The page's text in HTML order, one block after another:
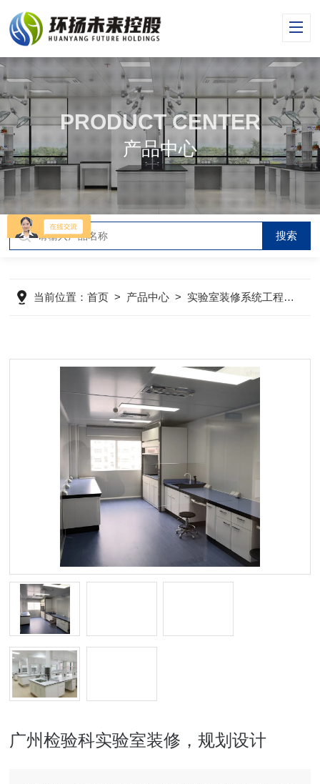
PRODUCT CENTER
产品中心
当前位置：首页 > 产品中心 > 实验室装修系统工程>
广州检验科实验室装修，规划设计